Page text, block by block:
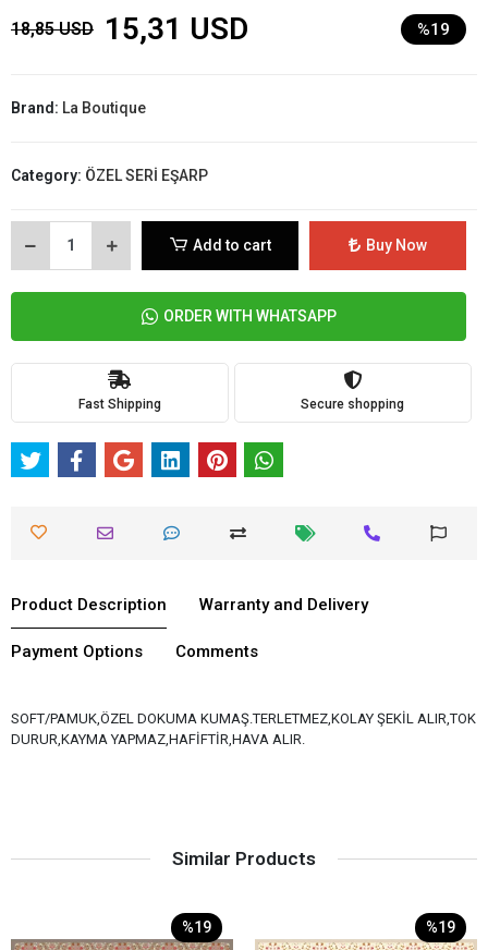
18,85 USD 15,31 USD %19
Brand: La Boutique
Category: ÖZEL SERİ EŞARP
Add to cart Buy Now
ORDER WITH WHATSAPP
Fast Shipping Secure shopping
Product Description Warranty and Delivery
Payment Options Comments
SOFT/PAMUK,ÖZEL DOKUMA KUMAŞ.TERLETMEZ,KOLAY ŞEKİL ALIR,TOK
DURUR,KAYMA YAPMAZ,HAFİFTİR,HAVA ALIR.
Similar Products
%19 %19